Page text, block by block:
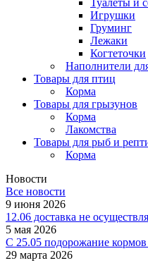
Игрушки
Груминг
Лежаки
Когтеточки
Наполнители
Товары для птиц
Корма
Товары для грызунов
Корма
Лакомства
Товары для рыб и
Корма
Новости
Все новости
9 июня 2026
12.06 доставка не
5 мая 2026
C 25.05 подорожание
29 марта 2026